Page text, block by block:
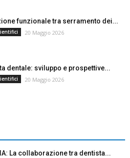
funzionale tra serramento dei...
20 Maggio 2026
dentale: sviluppo e prospettive...
20 Maggio 2026
La collaborazione tra dentista...